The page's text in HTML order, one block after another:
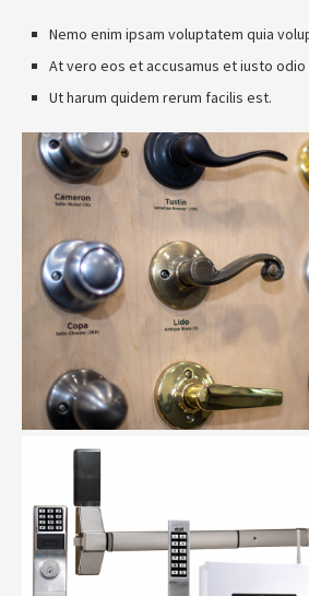
Nemo enim ipsam voluptatem quia
At vero eos et accusamus et iusto
Ut harum quidem rerum facilis est.